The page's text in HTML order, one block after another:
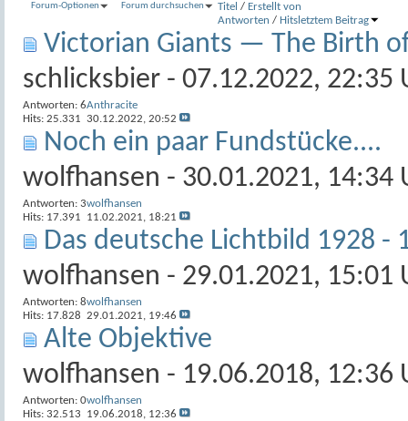
Forum-Optionen Forum durchsuchen Titel / Erstellt von
Antworten / Hits letztem Beitrag
Victorian Giants — The Birth
schlicksbier - 07.12.2022, 22:35
Antworten: 6
Hits: 25.331
Anthracite
30.12.2022, 20:52
Noch ein paar Fundstücke....
wolfhansen - 30.01.2021, 14:34
Antworten: 3
Hits: 17.391
wolfhansen
11.02.2021, 18:21
Das deutsche Lichtbild 1928 -
wolfhansen - 29.01.2021, 15:01
Antworten: 8
Hits: 17.828
wolfhansen
29.01.2021, 19:46
Alte Objektive
wolfhansen - 19.06.2018, 12:36
Antworten: 0
Hits: 32.513
wolfhansen
19.06.2018, 12:36